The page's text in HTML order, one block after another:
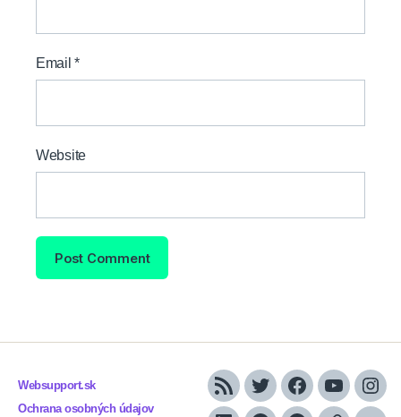
Email*
Website
Websupport.sk
Ochrana osobných údajov
RSS TwitterFacebook
YouTube